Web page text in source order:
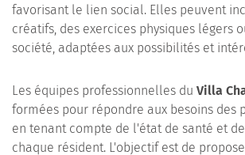
favorisant le lien social. Elles peuvent
créatifs, des exercices physiques légers
société, adaptées aux possibilités et
Les équipes professionnelles du Villa
formées pour répondre aux besoins des
en tenant compte de l'état de santé et
chaque résident. L'objectif est de